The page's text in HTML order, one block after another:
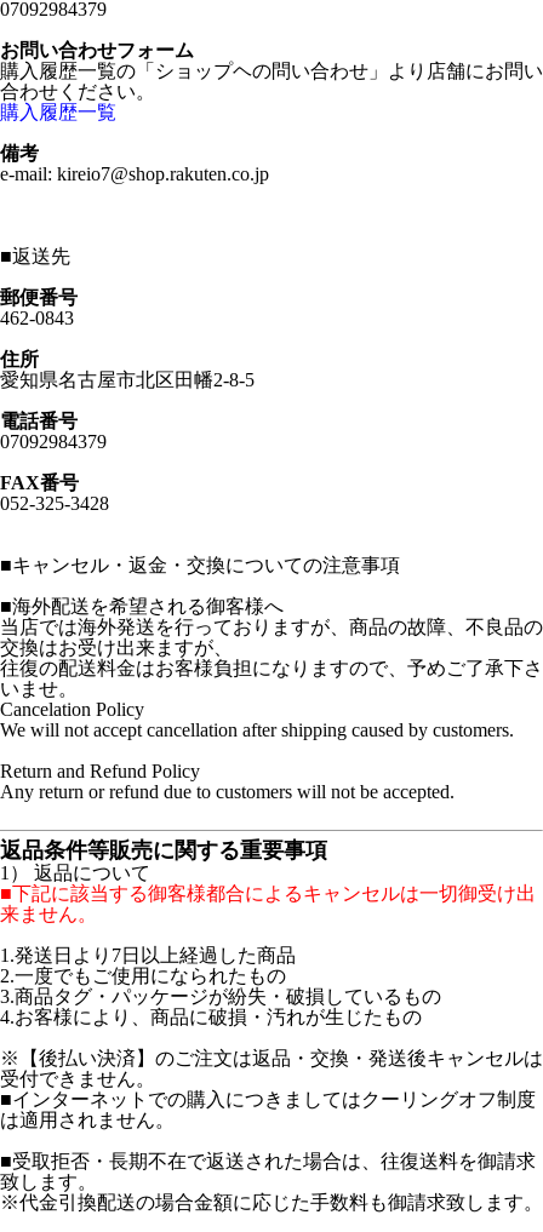
07092984379
お問い合わせフォーム
購入履歴一覧の「ショップヘの問い合わせ」より店舗にお問い
合わせください。
購入履歴一覧
備考
e-mail: kireio7@shop.rakuten.co.jp
■返送先
郵便番号
462-0843
住所
愛知県名古屋市北区田幡2-8-5
電話番号
07092984379
FAX番号
052-325-3428
■キャンセル・返金・交換についての注意事項
■海外配送を希望される御客様へ
当店では海外発送を行っておりますが、商品の故障、不良品の
交換はお受け出来ますが、
往復の配送料金はお客様負担になりますので、予めご了承下さ
いませ。
Cancelation Policy
We will not accept cancellation after shipping caused by customers.
Return and Refund Policy
Any return or refund due to customers will not be accepted.
返品条件等販売に関する重要事項
1） 返品について
■下記に該当する御客様都合によるキャンセルは一切御受け出
来ません。
1.発送日より7日以上経過した商品
2.一度でもご使用になられたもの
3.商品タグ・パッケージが紛失・破損しているもの
4.お客様により、商品に破損・汚れが生じたもの
※【後払い決済】のご注文は返品・交換・発送後キャンセルは
受付できません。
■インターネットでの購入につきましてはクーリングオフ制度
は適用されません。
■受取拒否・長期不在で返送された場合は、往復送料を御請求
致します。
※代金引換配送の場合金額に応じた手数料も御請求致します。